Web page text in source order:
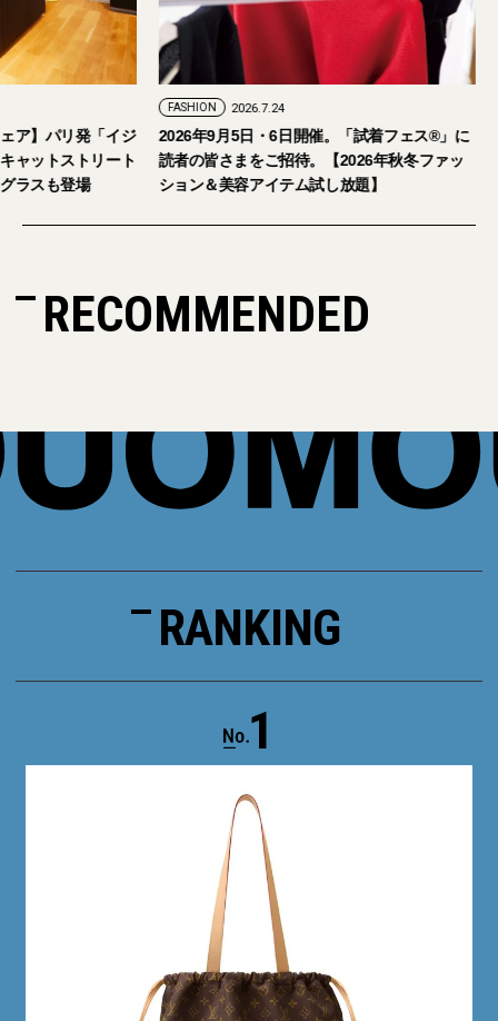
【おしゃれな大人のアイウェア】パリ発「イジ
ピジ」が国内初の旗艦店をキャットストリート
にオープン。日本限定サングラスも登場
2026年9月5日・6
読者の皆さまをご
ション＆美容アイ
RECOMMENDED
RANKING
1